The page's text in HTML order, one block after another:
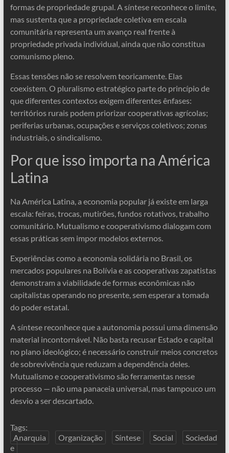
formas de propriedade grupal. A síntese reconhece o limite,
mas sustenta que a propriedade coletiva em escala
comunitária representa um avanço real frente à
propriedade privada individual, ainda que não constitua
comunismo pleno.
Essas tensões não se resolvem teoricamente. Elas
coexistem. O pluralismo estratégico parte do princípio de
que diferentes contextos exigem diferentes ênfases:
territórios rurais podem priorizar cooperativas agrícolas;
periferias urbanas, ocupações e serviços coletivos; zonas
industriais, o sindicalismo.
Por que isso importa na América
Latina
Na América Latina, a economia popular já existe em larga
escala: feiras, trocas, mutirões, fundos rotativos, trabalho
comunitário. Mutualismo e cooperativismo dialogam com
essas práticas sem impor modelos externos.
Experiências como a economia solidária no Brasil, os
mercados populares na Bolívia e as cooperativas zapatistas
demonstram a viabilidade de formas econômicas não
capitalistas operando no presente, sem esperar a tomada
do poder estatal.
A síntese reconhece que a autonomia possui uma dimensão
material incontornável. Não basta recusar Estado e capital
no plano ideológico; é necessário construir meios concretos
de sobrevivência que reduzam a dependência deles.
Mutualismo e cooperativismo são ferramentas nesse
processo — não uma panaceia universal, mas tampouco um
desvio a ser descartado.
Tags:
Anarquia
Organização Síntese Social
Sociedad
e